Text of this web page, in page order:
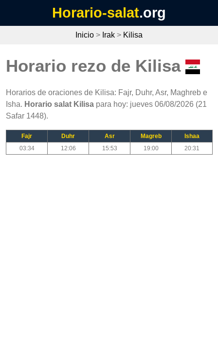
Horario-salat.org
Inicio > Irak > Kilisa
Horario rezo de Kilisa
Horarios de oraciones de Kilisa: Fajr, Duhr, Asr, Maghreb e
Isha. Horario salat Kilisa para hoy: jueves 06/08/2026 (21
Safar 1448).
Fajr Duhr Asr Magreb
Ishaa
03:34
12:06 15:53 19:00 20:31